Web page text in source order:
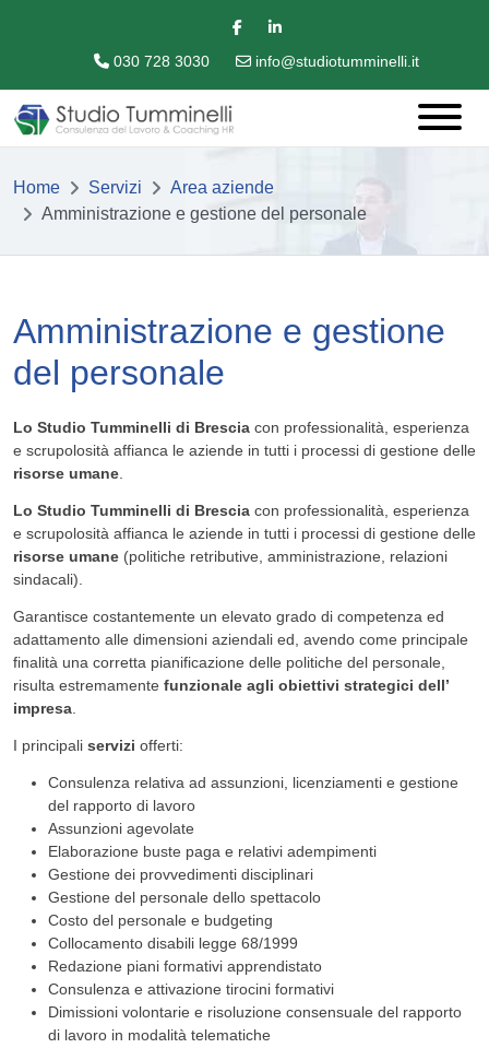
030 728 3030 info@studiotumminelli.it
Home Servizi
Area aziende
Amministrazione e gestione del personale
Amministrazione e gestione
del personale
Lo Studio Tumminelli di Brescia con professionalità, esperienza
e scrupolosità affianca le aziende in tutti i processi di gestione delle
risorse umane.
Lo Studio Tumminelli di Brescia con professionalità, esperienza
e scrupolosità affianca le aziende in tutti i processi di gestione delle
risorse umane (politiche retributive, amministrazione, relazioni
sindacali).
Garantisce costantemente un elevato grado di competenza ed
adattamento alle dimensioni aziendali ed, avendo come principale
finalità una corretta pianificazione delle politiche del personale,
risulta estremamente funzionale agli obiettivi strategici dell’
impresa.
I principali servizi offerti:
Consulenza relativa ad assunzioni, licenziamenti e gestione
del rapporto di lavoro
Assunzioni agevolate
Elaborazione buste paga e relativi adempimenti
Gestione dei provvedimenti disciplinari
Gestione del personale dello spettacolo
Costo del personale e budgeting
Collocamento disabili legge 68/1999
Redazione piani formativi apprendistato
Consulenza e attivazione tirocini formativi
Dimissioni volontarie e risoluzione consensuale del rapporto
di lavoro in modalità telematiche